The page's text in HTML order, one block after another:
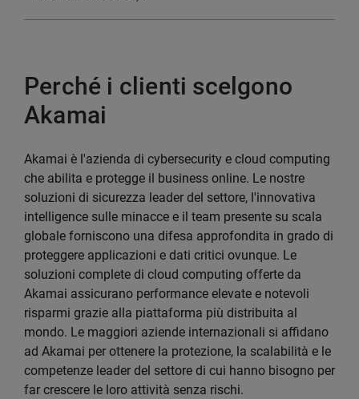
Perché i clienti scelgono
Akamai
Akamai è l'azienda di cybersecurity e cloud computing
che abilita e protegge il business online. Le nostre
soluzioni di sicurezza leader del settore, l'innovativa
intelligence sulle minacce e il team presente su scala
globale forniscono una difesa approfondita in grado di
proteggere applicazioni e dati critici ovunque. Le
soluzioni complete di cloud computing offerte da
Akamai assicurano performance elevate e notevoli
risparmi grazie alla piattaforma più distribuita al
mondo. Le maggiori aziende internazionali si affidano
ad Akamai per ottenere la protezione, la scalabilità e le
competenze leader del settore di cui hanno bisogno per
far crescere le loro attività senza rischi.